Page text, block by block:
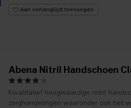
Aan verlanglijst toevoegen
Abena Nitril Handschoen
Kwalitatief hoogwaardige nitril
zorghandelingen waaronder ook het